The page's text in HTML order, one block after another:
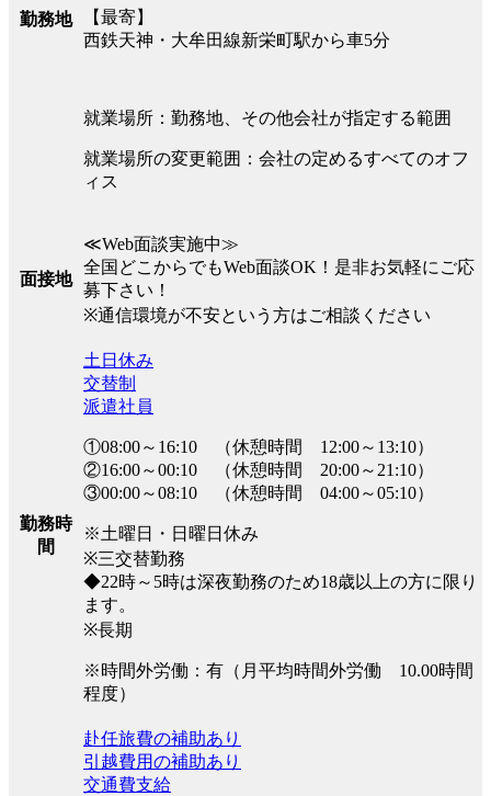
勤務地
【最寄】
西鉄天神・大牟田線新栄町駅から車5分
就業場所：勤務地、その他会社が指定する範囲
就業場所の変更範囲：会社の定めるすべてのオフ
ィス
面接地
≪Web面談実施中≫
全国どこからでもWeb面談OK！是非お気軽にご応
募下さい！
※通信環境が不安という方はご相談ください
勤務時
間
土日休み
交替制
派遣社員
①08:00～16:10 （休憩時間 12:00～13:10）
②16:00～00:10 （休憩時間 20:00～21:10）
③00:00～08:10 （休憩時間 04:00～05:10）
※土曜日・日曜日休み
※三交替勤務
◆22時～5時は深夜勤務のため18歳以上の方に限り
ます。
※長期
※時間外労働：有（月平均時間外労働 10.00時間
程度）
赴任旅費の補助あり
引越費用の補助あり
交通費支給